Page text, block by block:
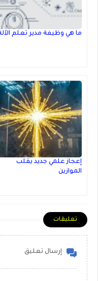
ما هي وظيفة مدير تعلم الآلة
إعجاز علمي جديد يقلب
الموازين
تعليقات
إرسال تعليق